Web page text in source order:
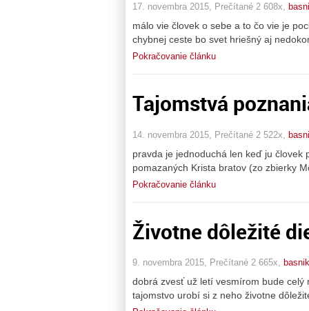
17. novembra 2015, Prečítané 2 608x,
málo vie človek o sebe a to čo vie je
chybnej ceste bo svet hriešný aj
Pokračovanie článku
Tajomstvá
14. novembra 2015, Prečítané 2 522x,
pravda je jednoduchá len keď ju človek
pomazaných Krista bratov (zo zbierky
Pokračovanie článku
Životne dôležité
9. novembra 2015, Prečítané 2 665x, basnik
dobrá zvesť už letí vesmírom bude
tajomstvo urobí si z neho životne